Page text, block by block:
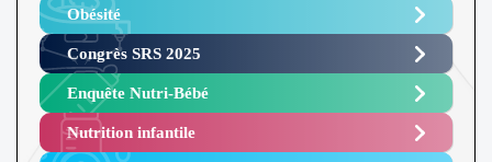
Obésité ​
Congrès SRS 2025 ​
Enquête Nutri-Bébé ​
Nutrition infantile